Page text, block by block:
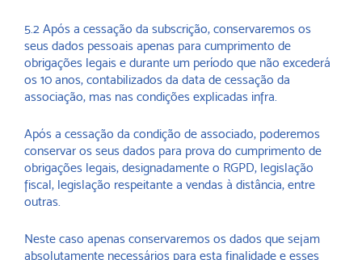
5.2 Após a cessação da subscrição, conservaremos os
seus dados pessoais apenas para cumprimento de
obrigações legais e durante um período que não excederá
os 10 anos, contabilizados da data de cessação da
associação, mas nas condições explicadas infra.
Após a cessação da condição de associado, poderemos
conservar os seus dados para prova do cumprimento de
obrigações legais, designadamente o RGPD, legislação
fiscal, legislação respeitante a vendas à distância, entre
outras.
Neste caso apenas conservaremos os dados que sejam
absolutamente necessários para esta finalidade e esses